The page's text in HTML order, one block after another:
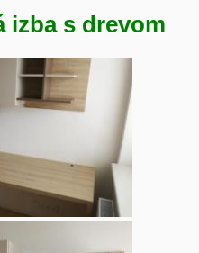
izba s drevom